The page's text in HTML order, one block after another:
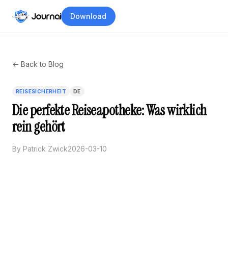
Download
← Back to Blog
REISESICHERHEIT DE
Die perfekte Reiseapotheke: Was wirklich
rein gehört
By Patrick Zwick2026-03-10